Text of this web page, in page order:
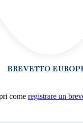
BREVETTO
come registrare un